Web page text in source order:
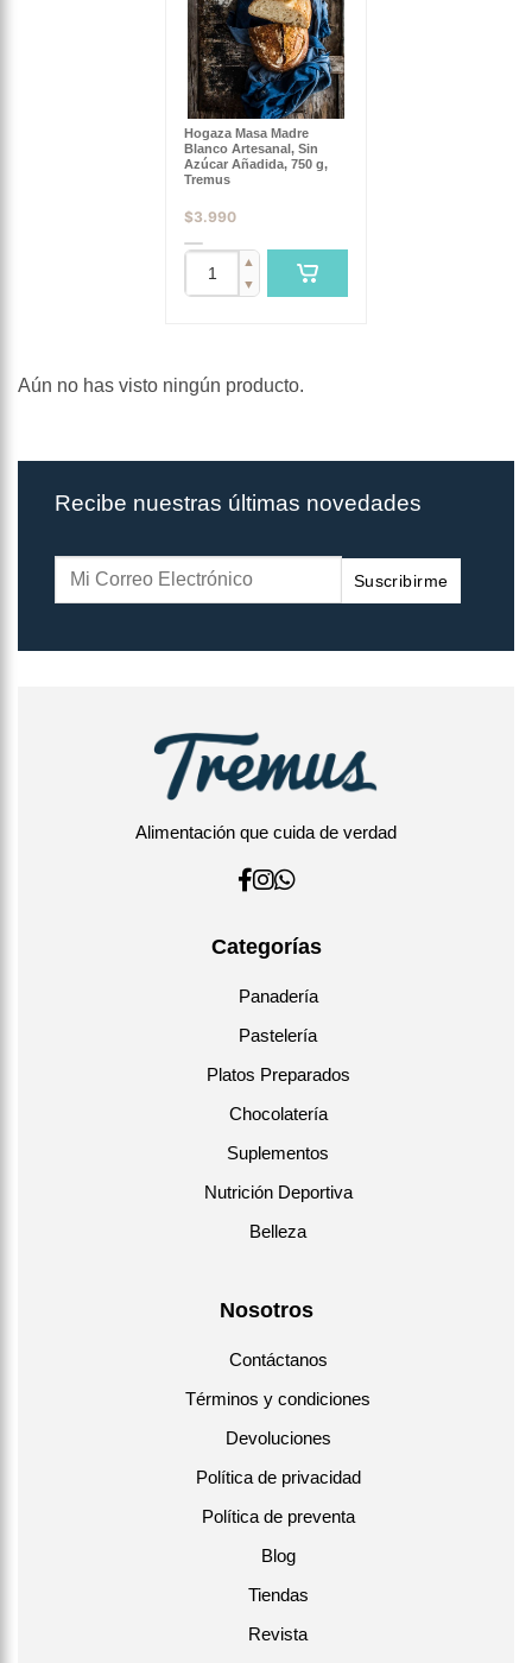
Hogaza Masa Madre
Blanco Artesanal, Sin
Azúcar Añadida, 750 g,
Tremus
$3.990
▲
▼
Aún no has visto ningún producto.
Recibe nuestras últimas novedades
Suscribirme
Alimentación que cuida de verdad
Categorías
Panadería
Pastelería
Platos Preparados
Chocolatería
Suplementos
Nutrición Deportiva
Belleza
Nosotros
Contáctanos
Términos y condiciones
Devoluciones
Política de privacidad
Política de preventa
Blog
Tiendas
Revista